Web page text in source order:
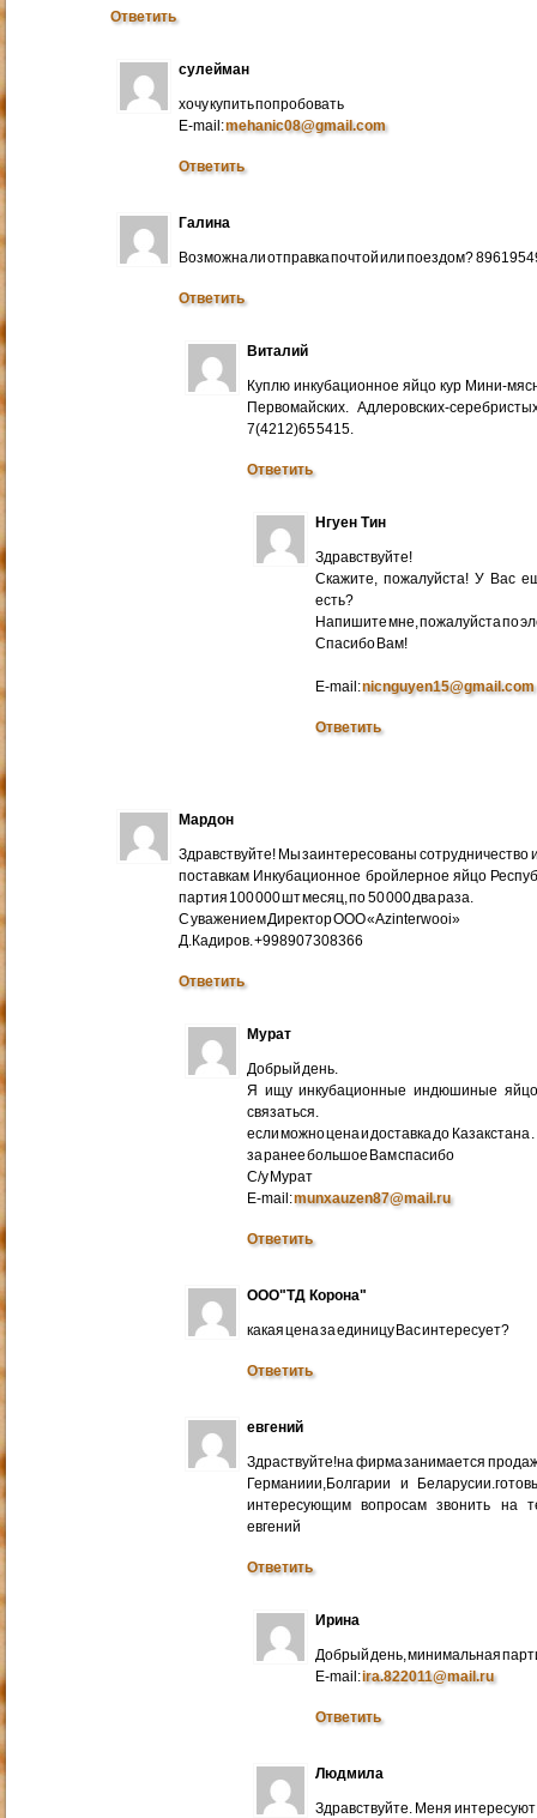
Ответить
сулейман
хочу купить попробовать
E-mail:mehanic08@gmail.com
Ответить
Галина
Возможна ли отправка почтой или поездом?
Ответить
Виталий
Куплю инкубационное яйцо кур Мини-
Первомайских. Адлеровских-
7(4212)65 5415.
Ответить
Нгуен Тин
Здравствуйте!
Скажите, пожалуйста! У Вас
есть?
Напишите мне, пожалуйста по
Cпасибо Вам!
E-mail:nicnguyen15@gmail.com
Ответить
Мардон
Здравствуйте! Мы заинтересованы сотрудничество
поставкам Инкубационное бройлерное яйцо
партия 100 000 шт месяц, по 50 000 два раза.
С уважением Директор ООО «Azinterwooi»
Д.Кадиров. +998907308366
Ответить
Мурат
Добрый день.
Я ищу инкубационные индюшиные
связаться.
если можно цена и доставка до Казакстана .
за ранее большое Вам спасибо
С/у Мурат
E-mail:munxauzen87@mail.ru
Ответить
ООО"ТД Корона"
какая цена за единицу Вас интересует?
Ответить
евгений
Здраствуйте!на фирма занимается
Германиии,Болгарии и
интересующим вопросам звонить на
евгений
Ответить
Ирина
Добрый день, минимальная
E-mail:ira.822011@mail.ru
Ответить
Людмила
Здравствуйте. Меня